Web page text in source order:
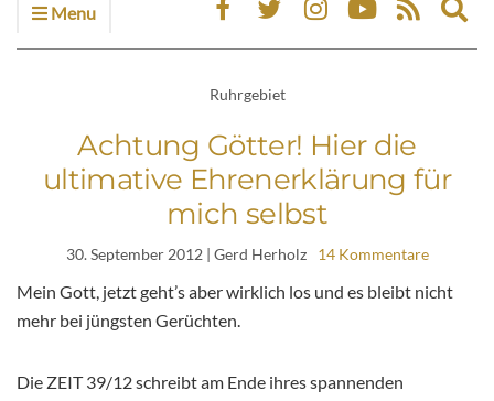
Menu
Ruhrgebiet
Achtung Götter! Hier die
ultimative Ehrenerklärung für
mich selbst
30. September 2012| Gerd Herholz 14 Kommentare
Mein Gott, jetzt geht’s aber wirklich los und es bleibt nicht
mehr bei jüngsten Gerüchten.
Die ZEIT 39/12 schreibt am Ende ihres spannenden